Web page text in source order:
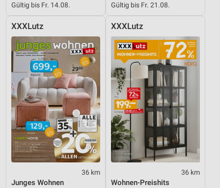
Gültig bis Fr. 14.08. Gültig bis Fr. 21.08.
XXXLutz
36 km
Junges Wohnen
XXXLutz
36 km
Wohnen-Preishits